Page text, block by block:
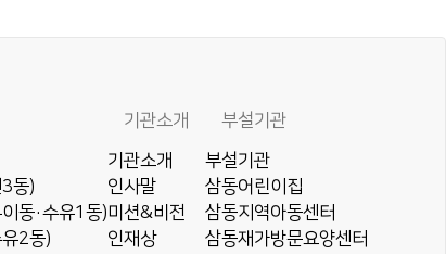
동)
동·수유1동)
2동)
기관소개
기관소개
인사말
미션&비전
인재상
부설기관
부설기관
삼동어린이집
삼동지역아동센터
삼동재가방문요양센터